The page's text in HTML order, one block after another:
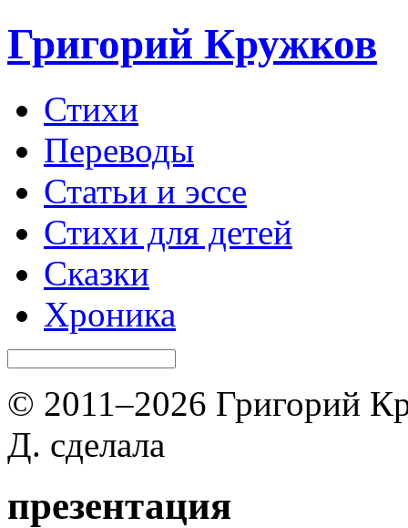
Григорий Кружков
Стихи
Переводы
Статьи и эссе
Стихи для детей
Сказки
Хроника
© 2011–2026 Григорий
Д. сделала
презентация